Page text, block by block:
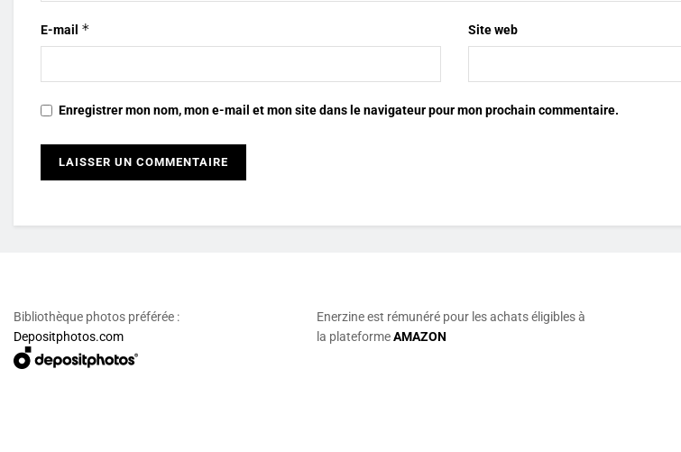
E-mail * Site web
Enregistrer mon nom, mon e-mail et mon site dans le navigateur pour mon prochain commentaire.
Bibliothèque photos préférée :
Depositphotos.com
Enerzine est rémunéré pour les achats éligibles à
la plateformeAMAZON